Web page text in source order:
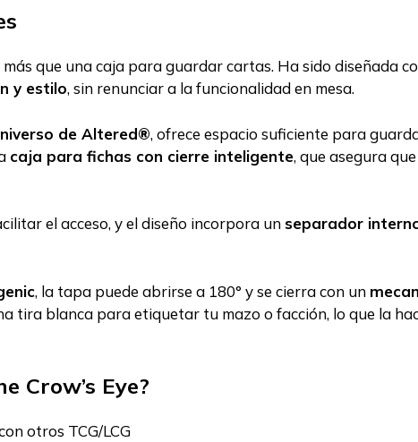
más que una caja para guardar cartas. Ha sido diseñada
y estilo, sin renunciar a la funcionalidad en mesa.
de Altered®, ofrece espacio suficiente para
caja para fichas con cierre inteligente, que asegura
el acceso, y el diseño incorpora unseparador
, la tapa puede abrirse a 180° y se cierra con un
tira blanca para etiquetar tu mazo o facción, lo que la
Crow’s Eye?
otros TCG/LCG